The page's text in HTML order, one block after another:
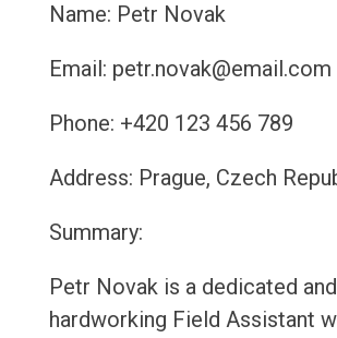
Name: Petr Novak
Email: petr.novak@email.com
Phone: +420 123 456 789
Address: Prague, Czech
Summary:
Petr Novak is a dedicated and
hardworking Field Assistant